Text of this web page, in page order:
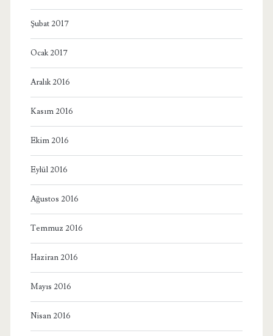
Şubat 2017
Ocak 2017
Aralık 2016
Kasım 2016
Ekim 2016
Eylül 2016
Ağustos 2016
Temmuz 2016
Haziran 2016
Mayıs 2016
Nisan 2016